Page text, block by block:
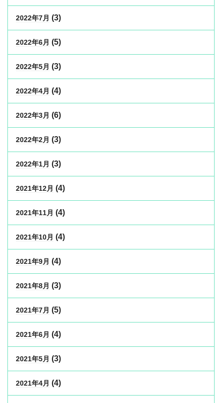
2022年7月 (3)
2022年6月 (5)
2022年5月 (3)
2022年4月 (4)
2022年3月 (6)
2022年2月 (3)
2022年1月 (3)
2021年12月 (4)
2021年11月 (4)
2021年10月 (4)
2021年9月 (4)
2021年8月 (3)
2021年7月 (5)
2021年6月 (4)
2021年5月 (3)
2021年4月 (4)